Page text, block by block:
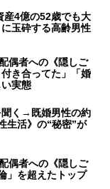
産4億の52歳でも大
玉砕する高齢男性
偶者への《隠しご
き合ってた」「婚
実態
聞く→既婚男性の約
活》の“秘密”が
偶者への《隠しご
」を超えたトップ